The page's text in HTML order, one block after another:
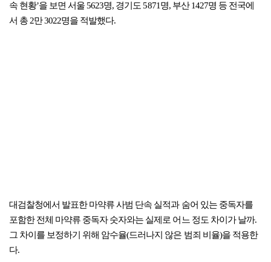
속 현황’을 보면 서울 5623명, 경기도 5871명, 부산 1427명 등 전국에
서 총 2만 3022명을 적발했다.
대검찰청에서 발표한 마약류 사범 단속 실적과 숨어 있는 중독자를
포함한 전체 마약류 중독자 숫자와는 실제로 어느 정도 차이가 날까.
그 차이를 보정하기 위해 암수율(드러나지 않은 범죄 비율)을 적용한
다.